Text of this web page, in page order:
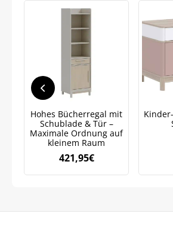
Hohes Bücherregal mit
Schublade & Tür –
Maximale Ordnung auf
kleinem Raum
421,95€
Jetzt 5%
auf Ihre erste Bestellung
Meinen Code
Bleiben Sie auf dem